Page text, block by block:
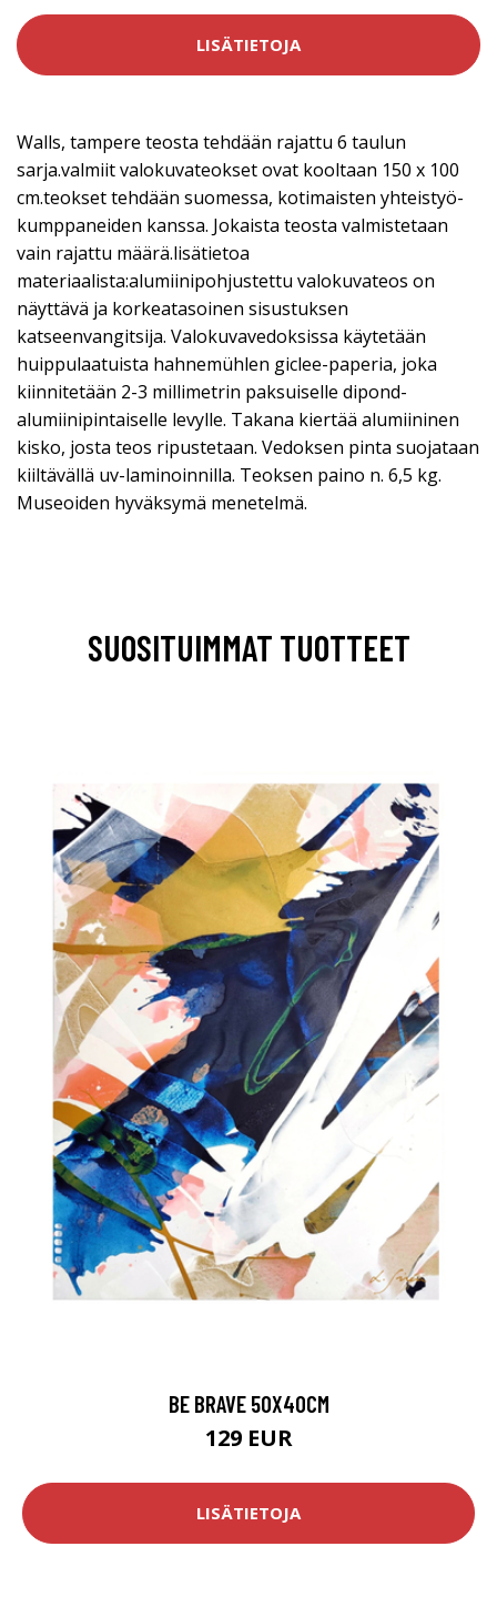
LISÄTIETOJA
Walls, tampere teosta tehdään rajattu 6 taulun
sarja.valmiit valokuvateokset ovat kooltaan 150 x 100
cm.teokset tehdään suomessa, kotimaisten yhteistyö­
kumppaneiden kanssa. Jokaista teosta valmistetaan
vain rajattu määrä.lisätietoa
materiaalista:alumiinipohjustettu valokuvateos on
näyttävä ja korkeatasoinen sisustuksen
katseenvangitsija. Valokuvavedoksissa käytetään
huippulaatuista hahnemühlen giclee-paperia, joka
kiinnitetään 2-3 millimetrin paksuiselle dipond-
alumiinipintaiselle levylle. Takana kiertää alumiininen
kisko, josta teos ripustetaan. Vedoksen pinta suojataan
kiiltävällä uv-laminoinnilla. Teoksen paino n. 6,5 kg.
Museoiden hyväksymä menetelmä.
SUOSITUIMMAT TUOTTEET
BE BRAVE 50X40CM
129 EUR
LISÄTIETOJA